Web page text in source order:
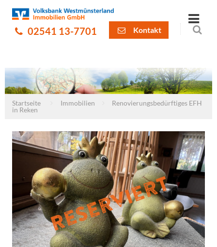
02541 13-7701 Kontakt
Startseite Immobilien
Renovierungsbedürftiges EFH
in Reken